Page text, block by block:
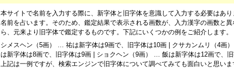
本サイトで名前を入力する際に、新字体と旧字体を意識して入力する必要はあ
名前を占います。そのため、鑑定結果で表示される画数が、入力漢字の画数と
ら、元来より旧字体で鑑定するものです。下記にいくつかの例をご紹介します。
シメスヘン（5画） … 祐は新字体は9画で、旧字体は10画 | クサカンムリ（4
は新字体は8画で、旧字体は9画 | ショクヘン（9画） … 飯は新字体は12画で、
上記は一例ですが、検索エンジンで旧字体について調べてみても面白いと思い